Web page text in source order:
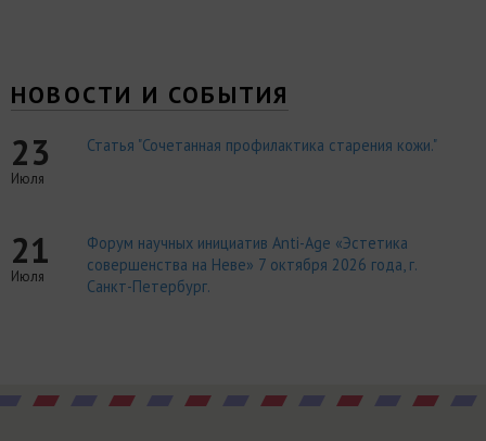
НОВОСТИ И СОБЫТИЯ
23
Июля
Статья "Сочетанная профилактика старения кожи."
21
Июля
Форум научных инициатив Anti-Age «Эстетика
совершенства на Неве» 7 октября 2026 года, г.
Санкт-Петербург.